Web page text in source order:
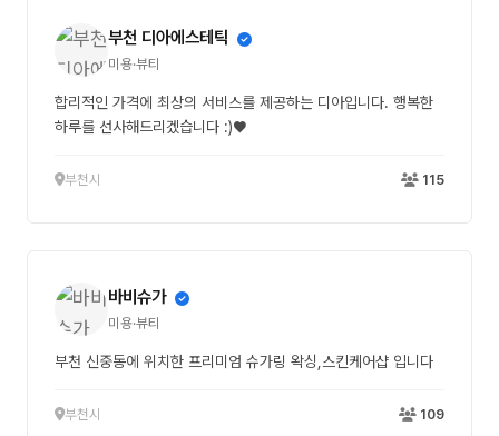
부천 디아에스테틱
미용·뷰티
합리적인 가격에 최상의 서비스를 제공하는 디아입니다. 행복한
하루를 선사해드리겠습니다 :)♥
부천시 115
바비슈가
미용·뷰티
부천 신중동에 위치한 프리미엄 슈가링 왁싱,스킨케어샵 입니다
부천시 109